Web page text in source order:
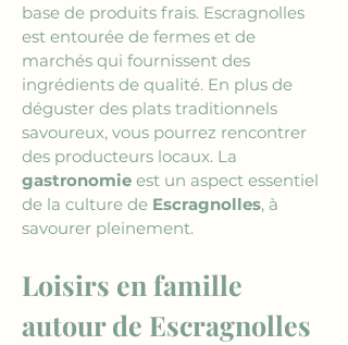
base de produits frais. Escragnolles
est entourée de fermes et de
marchés qui fournissent des
ingrédients de qualité. En plus de
déguster des plats traditionnels
savoureux, vous pourrez rencontrer
des producteurs locaux. La
gastronomie est un aspect essentiel
de la culture de Escragnolles, à
savourer pleinement.
Loisirs en famille
autour de Escragnolles